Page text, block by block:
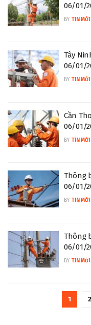
06/01/
BY TIN MỚI
Tây
06/01/
BY TIN MỚI
Cần
06/01/
BY TIN MỚI
Thông
06/01/
BY TIN MỚI
Thông
06/01/
BY TIN MỚI
1 2